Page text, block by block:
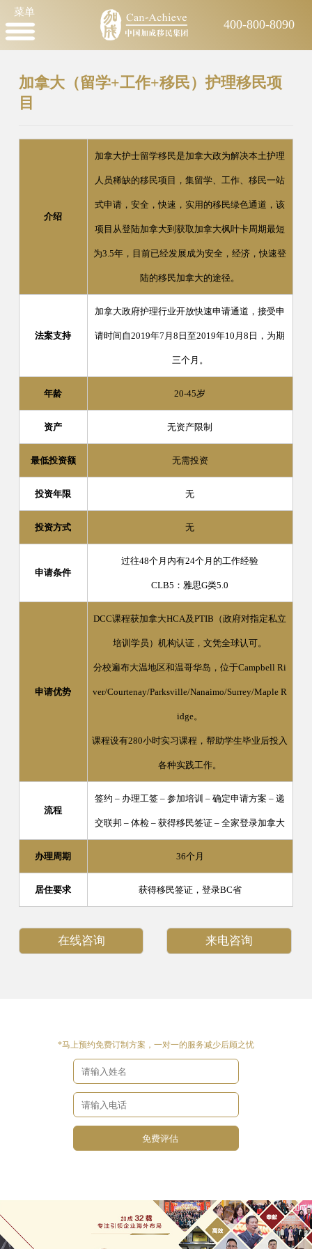
菜单
400-800-8090
加拿大（留学+工作+移民）护理移民项
目
介绍
加拿大护士留学移民是加拿大政为解决本土护理
人员稀缺的移民项目，集留学、工作、移民一站
式申请，安全，快速，实用的移民绿色通道，该
项目从登陆加拿大到获取加拿大枫叶卡周期最短
为3.5年，目前已经发展成为安全，经济，快速登
陆的移民加拿大的途径。
法案支持
加拿大政府护理行业开放快速申请通道，接受申
请时间自2019年7月8日至2019年10月8日，为期
三个月。
年龄 20-45岁
资产 无资产限制
最低投资额 无需投资
投资年限 无
投资方式 无
申请条件
过往48个月内有24个月的工作经验
CLB5：雅思G类5.0
申请优势
DCC课程获加拿大HCA及PTIB （政府对指定私立
培训学员）机构认证，文凭全球认可。
分校遍布大温地区和温哥华岛，位于Campbell Ri
ver/Courtenay/Parksville/Nanaimo/Surrey/Maple R
idge。
课程设有280小时实习课程，帮助学生毕业后投入
各种实践工作。
流程
签约 – 办理工签 –参加培训 –确定申请方案 –递
交联邦 –体检 –获得移民签证 –全家登录加拿大
办理周期 36个月
居住要求 获得移民签证，登录BC省
在线咨询 来电咨询
*马上预约免费订制方案，一对一的服务减少后顾之忧